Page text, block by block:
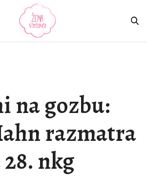
na gozbu:
razmatra
nkg